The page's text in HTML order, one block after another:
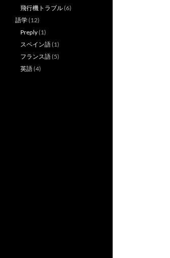
飛行機トラブル(6)
語学(12)
Preply(1)
スペイン語(1)
フランス語(5)
英語(4)